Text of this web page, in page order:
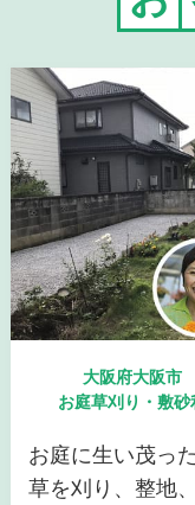
大阪府大阪市
お庭草刈り・敷砂
お庭に生い茂っ
草を刈り、整地